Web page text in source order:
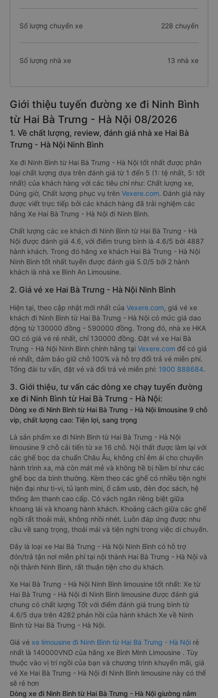
Số lượng chuyến xe 228 chuyến
Số lượng nhà xe 13 nhà xe
Giới thiệu tuyến đường xe đi Ninh Bình
từ Hai Bà Trưng - Hà Nội 08/2026
1. Về chất lượng, review, đánh giá nhà xe Hai Bà
Trưng - Hà Nội Ninh Bình
Xe đi Ninh Bình từ Hai Bà Trưng - Hà Nội tốt nhất được phân
loại chất lượng dựa trên đánh giá từ 1 đến 5 (1: tệ nhất, 5: tốt
nhất) của khách hàng với các tiêu chí như: Chất lượng xe,
Đúng giờ, Chất lượng phục vụ trên Vexere.com. Đánh giá này
được viết trực tiếp bởi các khách hàng đã trải nghiệm các
hãng Xe Hai Bà Trưng - Hà Nội đi Ninh Bình.
Chất lượng các xe khách đi Ninh Bình từ Hai Bà Trưng - Hà
Nội được đánh giá 4.6, với điểm trung bình là 4.6/5 bởi 4887
hành khách. Trong đó hãng xe khách Hai Bà Trưng - Hà Nội
Ninh Bình tốt nhất tuyến được đánh giá 5.0/5 bởi 2 hành
khách là nhà xe Bình An Limousine.
2. Giá vé xe Hai Bà Trưng - Hà Nội Ninh Bình
Hiện tại, theo cập nhật mới nhất của Vexere.com, giá vé xe
khách đi Ninh Bình từ Hai Bà Trưng - Hà Nội có mức giá dao
động từ 130000 đồng - 590000 đồng. Trong đó, nhà xe HKA
GO có giá vé rẻ nhất, chỉ 130000 đồng. Đặt vé xe Hai Bà
Trưng - Hà Nội Ninh Bình chính hãng tại Vexere.com để có giá
rẻ nhất, đảm bảo giữ chỗ 100% và hỗ trợ đổi trả vé miễn phí.
Tổng đài tư vấn, đặt vé và đổi trả vé miễn phí: 1900 888684.
3. Giới thiệu, tư vấn các dòng xe chạy tuyến đường
xe đi Ninh Bình từ Hai Bà Trưng - Hà Nội:
Dòng xe đi Ninh Bình từ Hai Bà Trưng - Hà Nội limousine 9 chỗ
vip, chất lượng cao: Tiện lợi, sang trọng
Là sản phẩm xe đi Ninh Bình từ Hai Bà Trưng - Hà Nội
limousine 9 chỗ cải tiến từ xe 16 chỗ. Nội thất được làm lại với
các ghế bọc da chuẩn Châu Âu, không chỉ êm ái cho chuyến
hành trình xa, mà còn mát mẻ và không hề bị hầm bí như các
ghế bọc da bình thường. Kèm theo các ghế có nhiều tiện nghi
hiện đại như ti-vi, tủ lạnh mini, ổ cắm usb, đèn đọc sách, hệ
thống âm thanh cao cấp. Có vách ngăn riêng biệt giữa
khoang lái và khoang hành khách. Khoảng cách giữa các ghế
ngồi rất thoải mái, không nhồi nhét. Luôn đáp ứng được nhu
cầu về sang trọng, thoải mái và tiện nghi trong việc di chuyển.
Đây là loại xe Hai Bà Trưng - Hà Nội Ninh Bình có hỗ trợ
đón/trả tận nơi miễn phí tại nội thành Hai Bà Trưng - Hà Nội và
nội thành Ninh Bình, rất thuận tiện cho du khách.
Xe Hai Bà Trưng - Hà Nội Ninh Bình limousine tốt nhất: Xe từ
Hai Bà Trưng - Hà Nội đi Ninh Bình limousine được đánh giá
chung có chất lượng Tốt với điểm đánh giá trung bình từ
4.6/5 dựa trên 4282 phản hồi của hành khách Xe về Ninh
Bình từ Hai Bà Trưng - Hà Nội.
Giá vé xe limousine đi Ninh Bình từ Hai Bà Trưng - Hà Nội rẻ
nhất là 140000VND của hãng xe Bình Minh Limousine . Tùy
thuộc vào vị trí ngồi của bạn và chương trình khuyến mãi, giá
vé Xe Hai Bà Trưng - Hà Nội đi Ninh Bình limousine này có thể
sẽ rẻ hơn
Dòng xe đi Ninh Bình từ Hai Bà Trưng - Hà Nội giường nằm